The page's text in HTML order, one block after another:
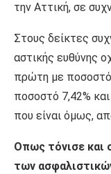
την Αττική, σε
Στους δείκτες
αστικής ευθύνης
πρώτη με ποσοστό
ποσοστό 7,42%
που είναι όμως,
Οπως τόνισε και
των